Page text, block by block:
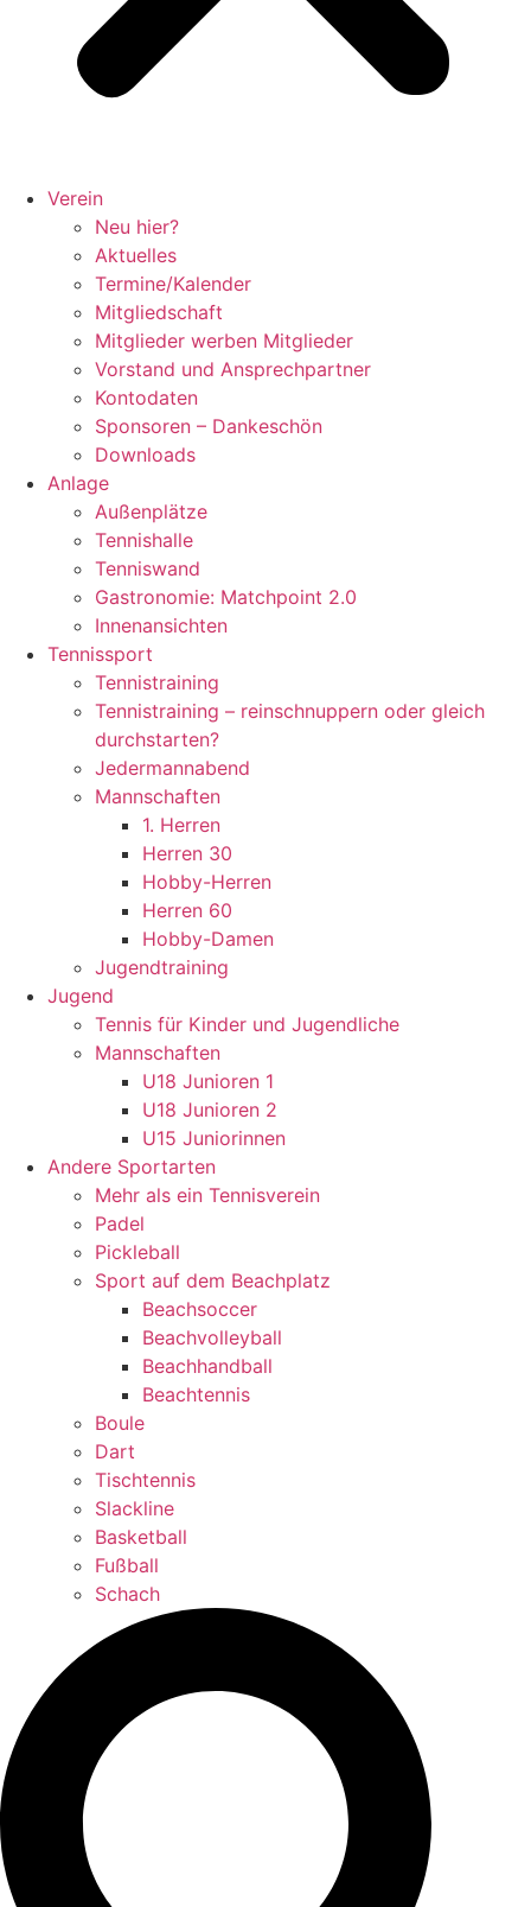
Verein
Neu hier?
Aktuelles
Termine/Kalender
Mitgliedschaft
Mitglieder werben Mitglieder
Vorstand und Ansprechpartner
Kontodaten
Sponsoren – Dankeschön
Downloads
Anlage
Außenplätze
Tennishalle
Tenniswand
Gastronomie: Matchpoint 2.0
Innenansichten
Tennissport
Tennistraining
Tennistraining – reinschnuppern oder gleich
durchstarten?
Jedermannabend
Mannschaften
1. Herren
Herren 30
Hobby-Herren
Herren 60
Hobby-Damen
Jugendtraining
Jugend
Tennis für Kinder und Jugendliche
Mannschaften
U18 Junioren 1
U18 Junioren 2
U15 Juniorinnen
Andere Sportarten
Mehr als ein Tennisverein
Padel
Pickleball
Sport auf dem Beachplatz
Beachsoccer
Beachvolleyball
Beachhandball
Beachtennis
Boule
Dart
Tischtennis
Slackline
Basketball
Fußball
Schach